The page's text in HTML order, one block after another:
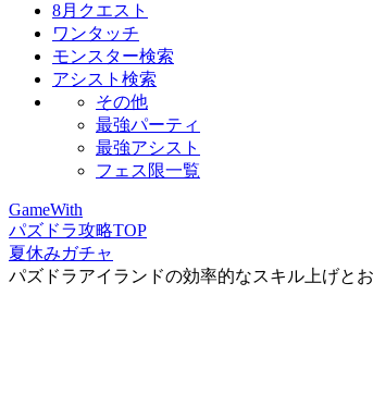
8月クエスト
ワンタッチ
モンスター検索
アシスト検索
その他
最強パーティ
最強アシスト
フェス限一覧
GameWith
パズドラ攻略TOP
夏休みガチャ
パズドラアイランドの効率的なスキル上げと